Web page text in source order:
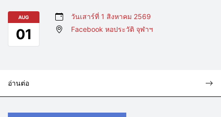
AUG
01
วันเสาร์ที่ 1 สิงหาคม 2569
Facebook หอประวัติ จุฬาฯ
อ่านต่อ